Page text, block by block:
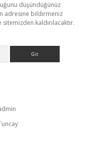
düşündüğünüz
adresine bildirmeniz
kaldırılacaktır.